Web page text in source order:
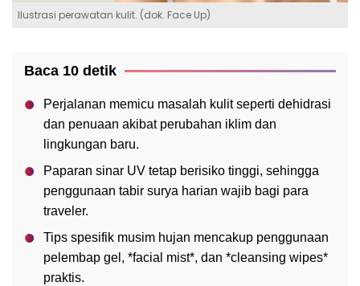
Ilustrasi perawatan kulit. (dok. Face Up)
Baca 10 detik
Perjalanan memicu masalah kulit seperti dehidrasi
dan penuaan akibat perubahan iklim dan
lingkungan baru.
Paparan sinar UV tetap berisiko tinggi, sehingga
penggunaan tabir surya harian wajib bagi para
traveler.
Tips spesifik musim hujan mencakup penggunaan
pelembap gel, *facial mist*, dan *cleansing wipes*
praktis.